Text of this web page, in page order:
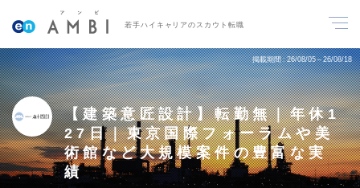
若手ハイキャリアのスカウト転職
掲載期間 26/08/05～26/08/18
【建築意匠設計】転勤無｜年休1
27日｜東京国際フォーラムや美
術館など大規模案件の豊富な実
績